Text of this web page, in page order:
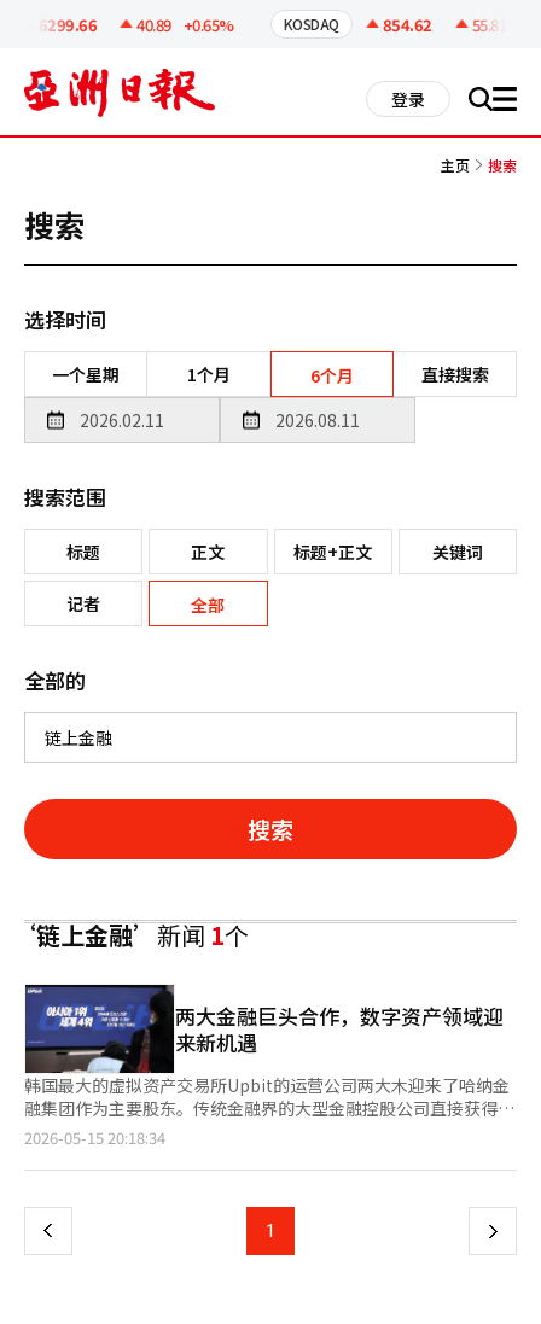
6299.66 40.89 +0.65% KOSDAQ 854.62 55.81
登录 搜 all
主页 搜索
搜索
选择时间
一个星期 1个月 6个月 直接搜索
搜索范围
标题 正文 标题+正文 关键词
记者 全部
全部的
搜索
‘链上金融’新闻1个
两大金融巨头合作，数字资产领域迎
来新机遇
韩国最大的虚拟资产交易所Upbit的运营公司两大木迎来了哈纳金
融集团作为主要股东。传统金融界的大型金融控股公司直接获得两
大木的股份，使得两大木在虚拟资产交易所的基础上，能够扩展为
事会决议，以约1兆33亿韩元收购卡카오投资持有的两大木228万
木的第四大股东，继宋致亨两大木董事长、金亨年副会长和我们技
2026-05-15 20:18:34
上
页
1 下